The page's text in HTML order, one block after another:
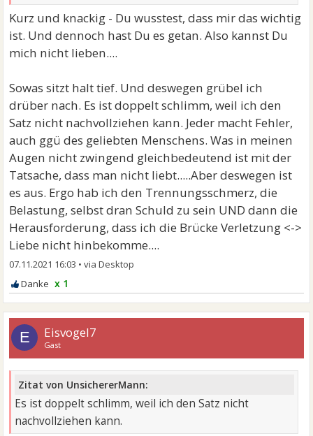
Kurz und knackig - Du wusstest, dass mir das wichtig
ist. Und dennoch hast Du es getan. Also kannst Du
mich nicht lieben....
Sowas sitzt halt tief. Und deswegen grübel ich
drüber nach. Es ist doppelt schlimm, weil ich den
Satz nicht nachvollziehen kann. Jeder macht Fehler,
auch ggü des geliebten Menschens. Was in meinen
Augen nicht zwingend gleichbedeutend ist mit der
Tatsache, dass man nicht liebt.....Aber deswegen ist
es aus. Ergo hab ich den Trennungsschmerz, die
Belastung, selbst dran Schuld zu sein UND dann die
Herausforderung, dass ich die Brücke Verletzung <->
Liebe nicht hinbekomme....
07.11.2021 16:03 •
x 1
E Eisvogel7
Gast
Zitat von UnsichererMann:
Es ist doppelt schlimm, weil ich den Satz nicht
nachvollziehen kann.